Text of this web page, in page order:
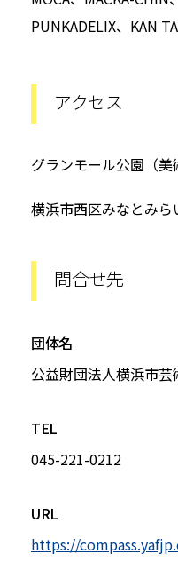
PUNKADELIX、KAN
アクセス
グランモール公園（美
横浜市西区みなとみら
問合せ先
団体名
公益財団法人横浜市
TEL
045-221-0212
URL
https://